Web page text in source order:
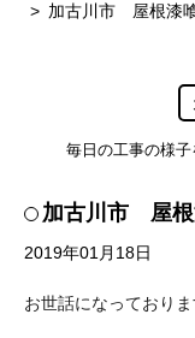
加古川市 屋根漆
毎日の工事の様子
加古川市 屋根
2019年01月18日
お世話になっておりま